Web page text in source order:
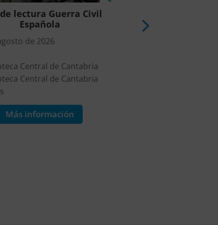
lectura Guerra Civil
Española
de 2026
Central de Cantabria
Central de Cantabria
Más información
todo está por